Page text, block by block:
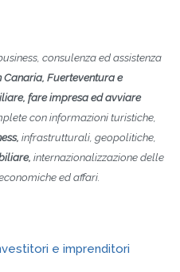
consulenza ed assistenza
Canaria, Fuerteventura e
fare impresa ed avviare
con informazioni turistiche,
infrastrutturali, geopolitiche,
internazionalizzazione delle
ed affari.
e imprenditori